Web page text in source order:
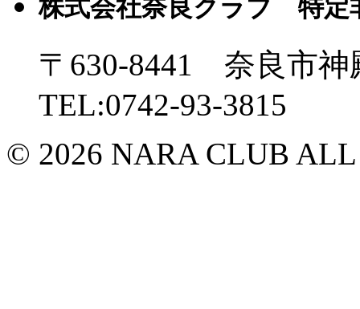
株式会社奈良クラブ 特定
〒630-8441 奈良市
TEL:0742-93-3815
© 2026 NARA CLUB ALL